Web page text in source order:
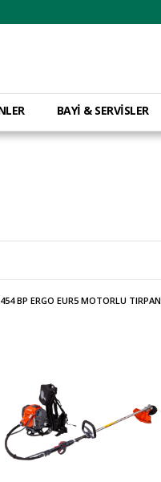
BAYİ & SERVİSLER
454 BP ERGO EUR5 MOTORLU TIRPAN